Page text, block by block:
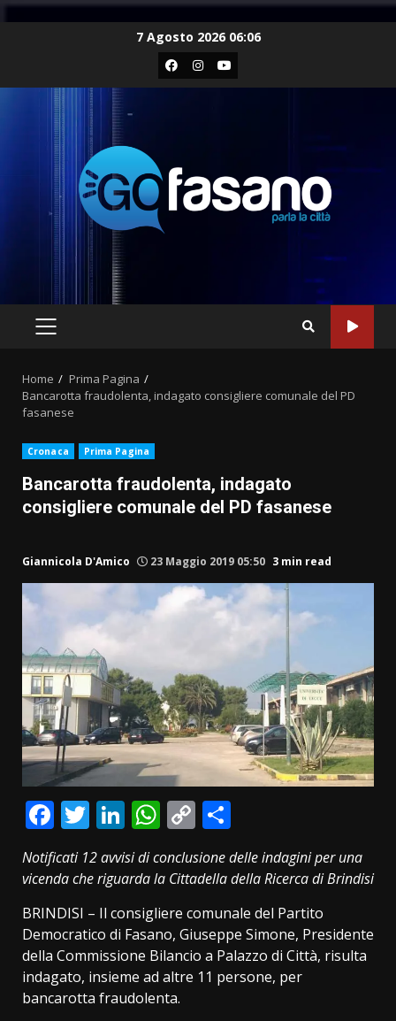
7 Agosto 2026 06:06
Facebook
Instagram
Youtube
PRIMARY
Home
Prima Pagina
Bancarotta fraudolenta, indagato consigliere comunale del PD
fasanese
Cronaca Prima Pagina
Bancarotta fraudolenta, indagato
consigliere comunale del PD fasanese
Giannicola D'Amico 23 Maggio 2019 05:50 3 min read
Facebook
Twitter
LinkedIn
WhatsApp
Copy
Link
Notificati 12 avvisi di conclusione delle indagini per una
vicenda che riguarda la Cittadella della Ricerca di Brindisi
BRINDISI – Il consigliere comunale del Partito
Democratico di Fasano, Giuseppe Simone, Presidente
della Commissione Bilancio a Palazzo di Città, risulta
indagato, insieme ad altre 11 persone, per
bancarotta fraudolenta.